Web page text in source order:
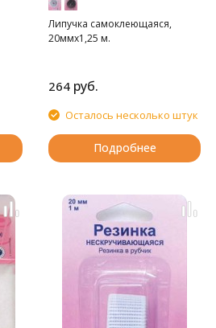
Липучка самоклеющаяся,
20ммх1,25 м.
264 руб.
Осталось несколько штук
Подробнее